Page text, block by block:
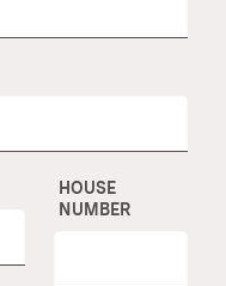
HOUSE
NUMBER